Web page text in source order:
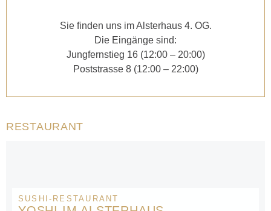
Sie finden uns im Alsterhaus 4. OG.
Die Eingänge sind:
Jungfernstieg 16 (12:00 – 20:00)
Poststrasse 8 (12:00 – 22:00)
RESTAURANT
SUSHI-RESTAURANT